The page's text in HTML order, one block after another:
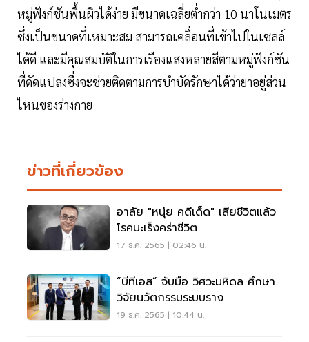
หมู่ฟังก์ชันพื้นผิวได้ง่าย มีขนาดเฉลี่ยต่ำกว่า 10 นาโนเมตร
ซึ่งเป็นขนาดที่เหมาะสม สามารถเคลื่อนที่เข้าไปในเซลล์
ได้ดี และมีคุณสมบัติในการเรืองแสงหลายสีตามหมู่ฟังก์ชัน
ที่ดัดแปลงซึ่งจะช่วยติดตามการบำบัดรักษาได้ว่ายาอยู่ส่วน
ไหนของร่างกาย
ข่าวที่เกี่ยวข้อง
อาลัย "หนุ่ย คดีเด็ด" เสียชีวิตแล้ว
โรคมะเร็งคร่าชีวิต
17 ธ.ค. 2565 | 02:46 น.
“บีทีเอส” จับมือ วิศวะมหิดล ศึกษา
วิจัยนวัตกรรมระบบราง
19 ธ.ค. 2565 | 10:44 น.